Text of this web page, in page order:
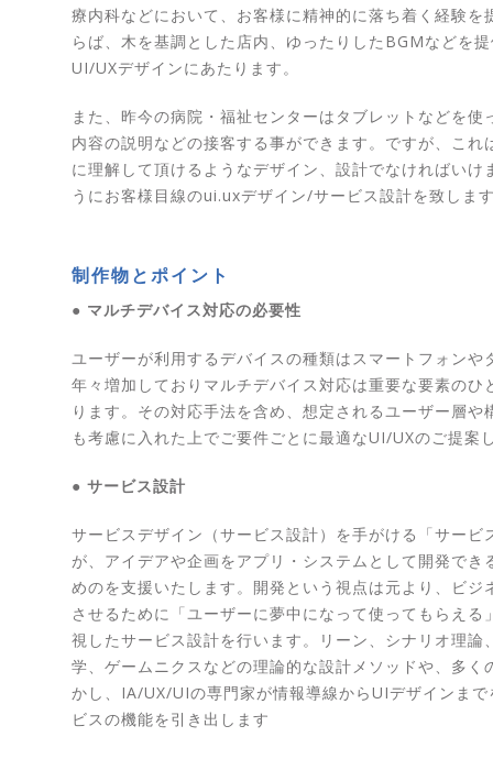
療内科などにおいて、お客様に精神的に落ち着く経験を
らば、木を基調とした店内、ゆったりしたBGMなどを
UI/UXデザインにあたります。
また、昨今の病院・福祉センターはタブレットなどを使
内容の説明などの接客する事ができます。ですが、これ
に理解して頂けるようなデザイン、設計でなければいけ
うにお客様目線のui.uxデザイン/サービス設計を致しま
制作物とポイント
● マルチデバイス対応の必要性
ユーザーが利用するデバイスの種類はスマートフォンや
年々増加しておりマルチデバイス対応は重要な要素のひ
ります。その対応手法を含め、想定されるユーザー層や
も考慮に入れた上でご要件ごとに最適なUI/UXのご提案
● サービス設計
サービスデザイン（サービス設計）を手がける「サービ
が、アイデアや企画をアプリ・システムとして開発でき
めのを支援いたします。開発という視点は元より、ビジ
させるために「ユーザーに夢中になって使ってもらえる
視したサービス設計を行います。リーン、シナリオ理論
学、ゲームニクスなどの理論的な設計メソッドや、多く
かし、IA/UX/UIの専門家が情報導線からUIデザインま
ビスの機能を引き出します